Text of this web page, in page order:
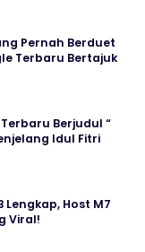
Pernah Berduet
Terbaru Bertajuk
Berjudul “
Idul Fitri
Lengkap, Host M7
Viral!